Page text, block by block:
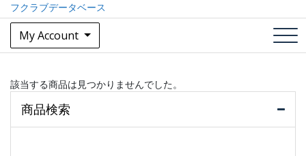
フクラブデータベース
My Account
該当する商品は見つかりませんでした。
商品検索